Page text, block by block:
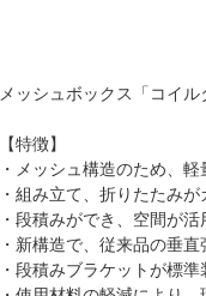
メッシュボックス「コイ
【特徴】
・メッシュ構造のため、
・組み立て、折りたたみ
・段積みができ、空間が活
・新構造で、従来品の垂
・段積みブラケットが標準